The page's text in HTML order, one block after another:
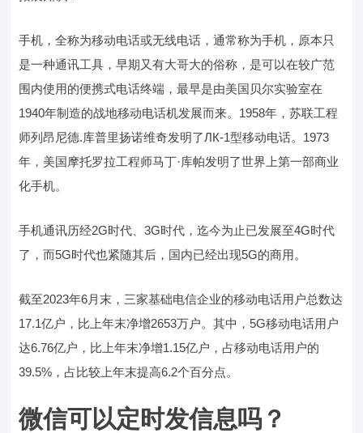
手机，全称为移动电话或无线电话，通常称为手机，原本只
是一种通讯工具，早期又有大哥大的俗称，是可以在较广范
围内使用的便携式电话终端，最早是由美国贝尔实验室在
1940年制造的战地移动电话机发展而来。1958年，苏联工程
师列昂尼德.库普里扬诺维奇发明了ЛК-1型移动电话。1973
年，美国摩托罗拉工程师马丁·库帕发明了世界上第一部商业
化手机。
手机通讯历经2G时代、3G时代，迄今为止已发展至4G时代
了，而5G时代也紧随其后，国内已经出现5G的商用。
截至2023年6月末，三家基础电信企业的移动电话用户总数达
17.1亿户，比上年末净增2653万户。其中，5G移动电话用户
达6.76亿户，比上年末净增1.15亿户，占移动电话用户的
39.5%，占比较上年末提高6.2个百分点。
微信可以定时发信息吗？